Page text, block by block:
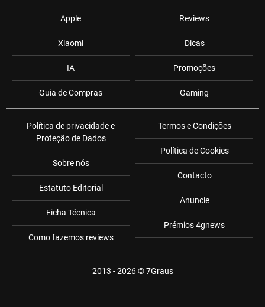
Apple
Xiaomi
IA
Guia de Compras
Reviews
Dicas
Promoções
Gaming
Política de privacidade e
Proteção de Dados
Sobre nós
Estatuto Editorial
Ficha Técnica
Como fazemos reviews
Termos e Condições
Política de Cookies
Contacto
Anuncie
Prémios 4gnews
2013 - 2026 ©7Graus